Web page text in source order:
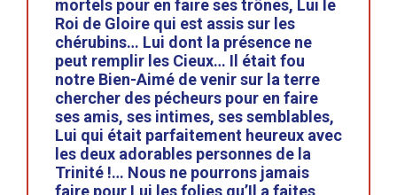
mortels pour en faire ses trônes, Lui le
Roi de Gloire qui est assis sur les
chérubins… Lui dont la présence ne
peut remplir les Cieux… Il était fou
notre Bien-Aimé de venir sur la terre
chercher des pécheurs pour en faire
ses amis, ses intimes, ses semblables,
Lui qui était parfaitement heureux avec
les deux adorables personnes de la
Trinité !… Nous ne pourrons jamais
faire pour Lui les folies qu’Il a faites